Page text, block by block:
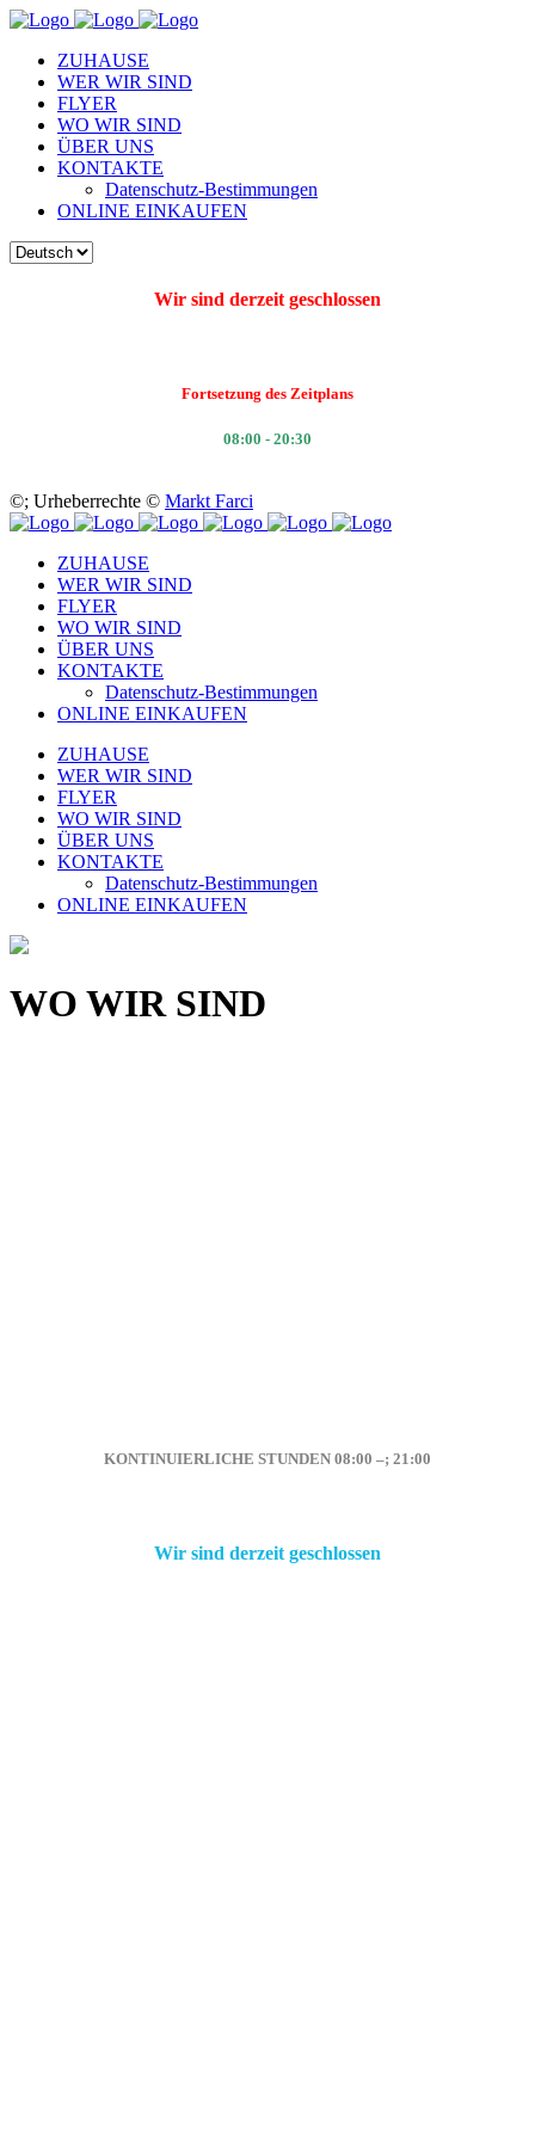
ZUHAUSE
WER WIR SIND
FLYER
WO WIR SIND
ÜBER UNS
KONTAKTE
Datenschutz-Bestimmungen
ONLINE EINKAUFEN
Wir sind derzeit geschlossen
Fortsetzung des Zeitplans
08:00 - 20:30
©; Urheberrechte © Markt Farci
ZUHAUSE
WER WIR SIND
FLYER
WO WIR SIND
ÜBER UNS
KONTAKTE
Datenschutz-Bestimmungen
ONLINE EINKAUFEN
ZUHAUSE
WER WIR SIND
FLYER
WO WIR SIND
ÜBER UNS
KONTAKTE
Datenschutz-Bestimmungen
ONLINE EINKAUFEN
WO WIR SIND
KONTINUIERLICHE STUNDEN 08:00 –; 21:00
Wir sind derzeit geschlossen